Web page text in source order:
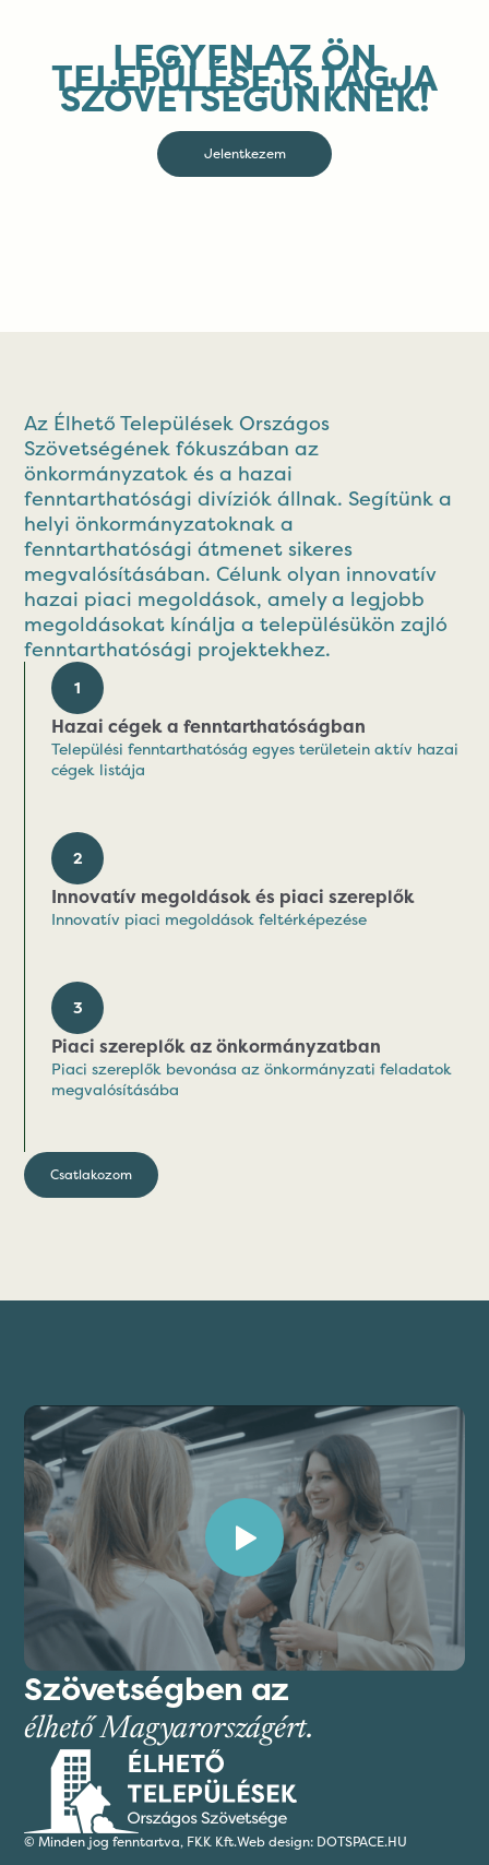
LEGYEN AZ ÖN
TELEPÜLÉSE IS TAGJA
SZÖVETSÉGÜNKNEK!
Jelentkezem
Az Élhető Települések Országos
Szövetségének fókuszában az
önkormányzatok és a hazai
fenntarthatósági divíziók állnak. Segítünk a
helyi önkormányzatoknak a
fenntarthatósági átmenet sikeres
megvalósításában. Célunk olyan innovatív
hazai piaci megoldások, amely a legjobb
megoldásokat kínálja a településükön zajló
fenntarthatósági projektekhez.
1
Hazai cégek a fenntarthatóságban
Települési fenntarthatóság egyes területein aktív hazai
cégek listája
2
Innovatív megoldások és piaci szereplők
Innovatív piaci megoldások feltérképezése
3
Piaci szereplők az önkormányzatban
Piaci szereplők bevonása az önkormányzati feladatok
megvalósításába
Csatlakozom
Szövetségben az
élhető Magyarországért.
© Minden jog fenntartva, FKK Kft.Web design: DOTSPACE.HU